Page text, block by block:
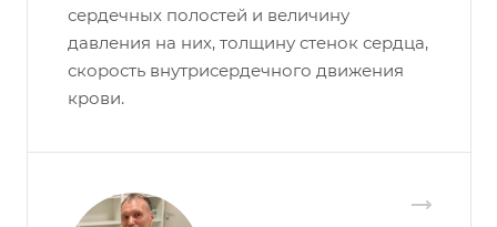
сердечных полостей и величину
давления на них, толщину стенок сердца,
скорость внутрисердечного движения
крови.